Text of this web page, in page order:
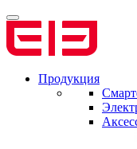
Продукция